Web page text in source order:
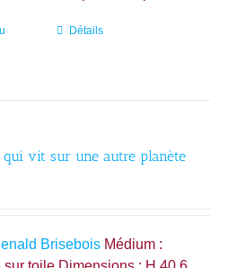
Détails
qui vit sur une autre planète
Brisebois Médium :